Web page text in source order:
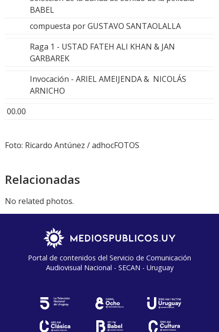
BABEL
compuesta por GUSTAVO SANTAOLALLA
Raga 1 - USTAD FATEH ALI KHAN & JAN
GARBAREK
Invocación - ARIEL AMEIJENDA & NICOLÁS
ARNICHO
00.00
Foto: Ricardo Antúnez / adhocFOTOS
Relacionadas
No related photos.
Portal de contenidos del Servicio de Comunicación
Audiovisual Nacional - SECAN - Uruguay